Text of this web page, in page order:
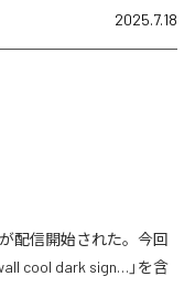
2025.7.18
配信開始された。今回
cool dark sign…」を含